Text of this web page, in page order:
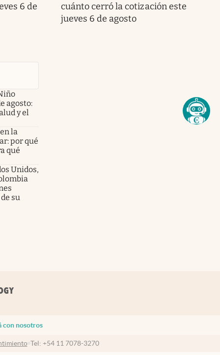
6 de
cuánto cerró la cotización este
jueves 6 de agosto
agosto:
y el
la
por qué
qué
Unidos,
su
con nosotros
Tel: +54 11 7078-3270